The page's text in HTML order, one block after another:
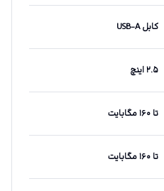
کابل USB-A
۲.۵ اینچ
تا ۱۶۰ مگابایت
تا ۱۶۰ مگابایت